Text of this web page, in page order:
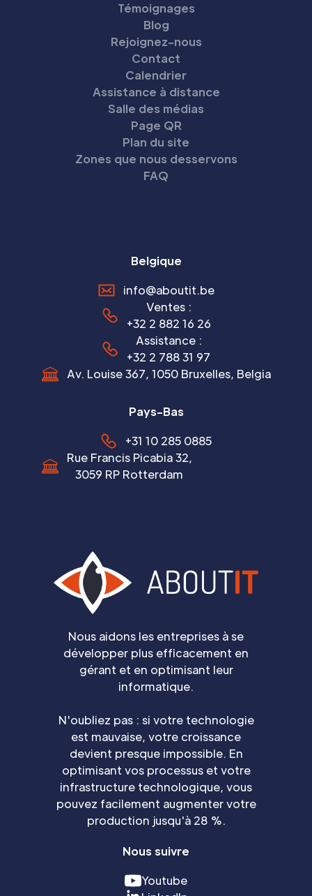
Nous aidons les entreprises à se
développer plus efficacement en
gérant et en optimisant leur
informatique.
N'oubliez pas : si votre technologie
est mauvaise, votre croissance
devient presque impossible. En
optimisant vos processus et votre
infrastructure technologique, vous
pouvez facilement augmenter votre
production jusqu'à 28 %.
Nous suivre
Youtube
Témoignages
Blog
Rejoignez-nous
Contact
Calendrier
Assistance à distance
Salle des médias
Page QR
Plan du site
Zones que nous desservons
FAQ
Belgique
info@aboutit.be
Ventes :
+32 2 882 16 26
Assistance :
+32 2 788 31 97
Av. Louise 367, 1050 Bruxelles, Belgia
Pays-Bas
+31 10 285 0885
Rue Francis Picabia 32,
3059 RP Rotterdam